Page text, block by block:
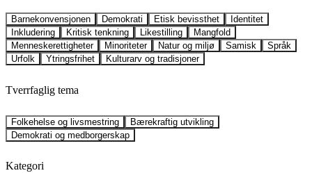
Barnekonvensjonen Demokrati Etisk bevissthet
Identitet
Inkludering
Kritisk tenkning Likestilling
Mangfold
Menneskerettigheter
Minoriteter Natur og miljø Samisk
Språk
Urfolk
Ytringsfrihet Kulturarv og tradisjoner
Tverrfaglig tema
Folkehelse og livsmestring
Bærekraftig utvikling
Demokrati og medborgerskap
Kategori